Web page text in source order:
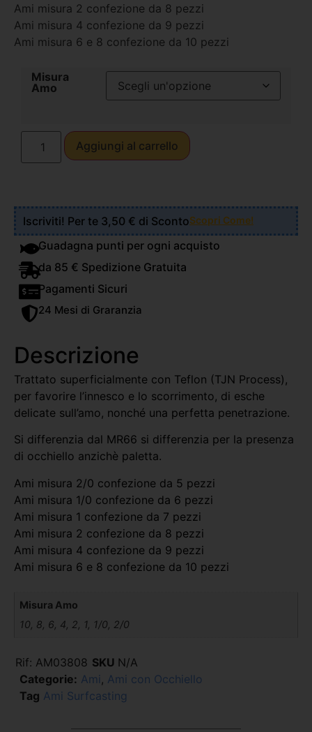
Ami misura 2 confezione da 8 pezzi
Ami misura 4 confezione da 9 pezzi
Ami misura 6 e 8 confezione da 10 pezzi
Misura
Amo
Aggiungi al carrello
Iscriviti! Per te 3,50 € di ScontoScopri Come!
Guadagna punti per ogni acquisto
da 85 € Spedizione Gratuita
Pagamenti Sicuri
24 Mesi di Graranzia
Descrizione
Trattato superficialmente con Teflon (TJN Process),
per favorire l’innesco e lo scorrimento, di esche
delicate sull’amo, nonché una perfetta penetrazione.
Si differenzia dal MR66 si differenzia per la presenza
di occhiello anzichè paletta.
Ami misura 2/0 confezione da 5 pezzi
Ami misura 1/0 confezione da 6 pezzi
Ami misura 1 confezione da 7 pezzi
Ami misura 2 confezione da 8 pezzi
Ami misura 4 confezione da 9 pezzi
Ami misura 6 e 8 confezione da 10 pezzi
Misura Amo
10, 8, 6, 4, 2, 1, 1/0, 2/0
Rif: AM03808 SKU N/A
Categorie: Ami , Ami con Occhiello
Tag Ami Surfcasting